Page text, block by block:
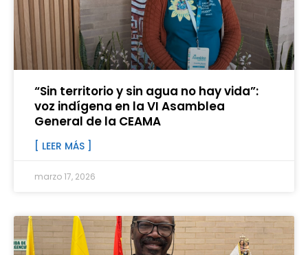
“Sin territorio y sin agua no hay vida”:
voz indígena en la VI Asamblea
General de la CEAMA
[ LEER MÁS ]
marzo 17, 2026